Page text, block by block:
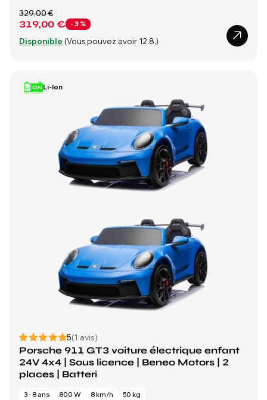
319,00 € - 3 %
329,00 €
Disponible (Vous pouvez avoir 12.8.)
Li-Ion
5(1 avis)
Porsche 911 GT3 voiture électrique enfant
24V 4x4 | Sous licence | Beneo Motors | 2
places | Batteri
3 - 8 ans 800 W 8 km/h 50 kg